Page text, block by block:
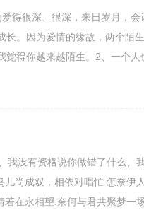
得很深、很深，来日岁月，会
长。因为爱情的缘故，两个陌生
觉得你越来越陌生。2、一个人
我没有资格说你做错了什么、
尚成双，相依对唱忙.怎奈伊
在永相望.奈何与君共聚梦一